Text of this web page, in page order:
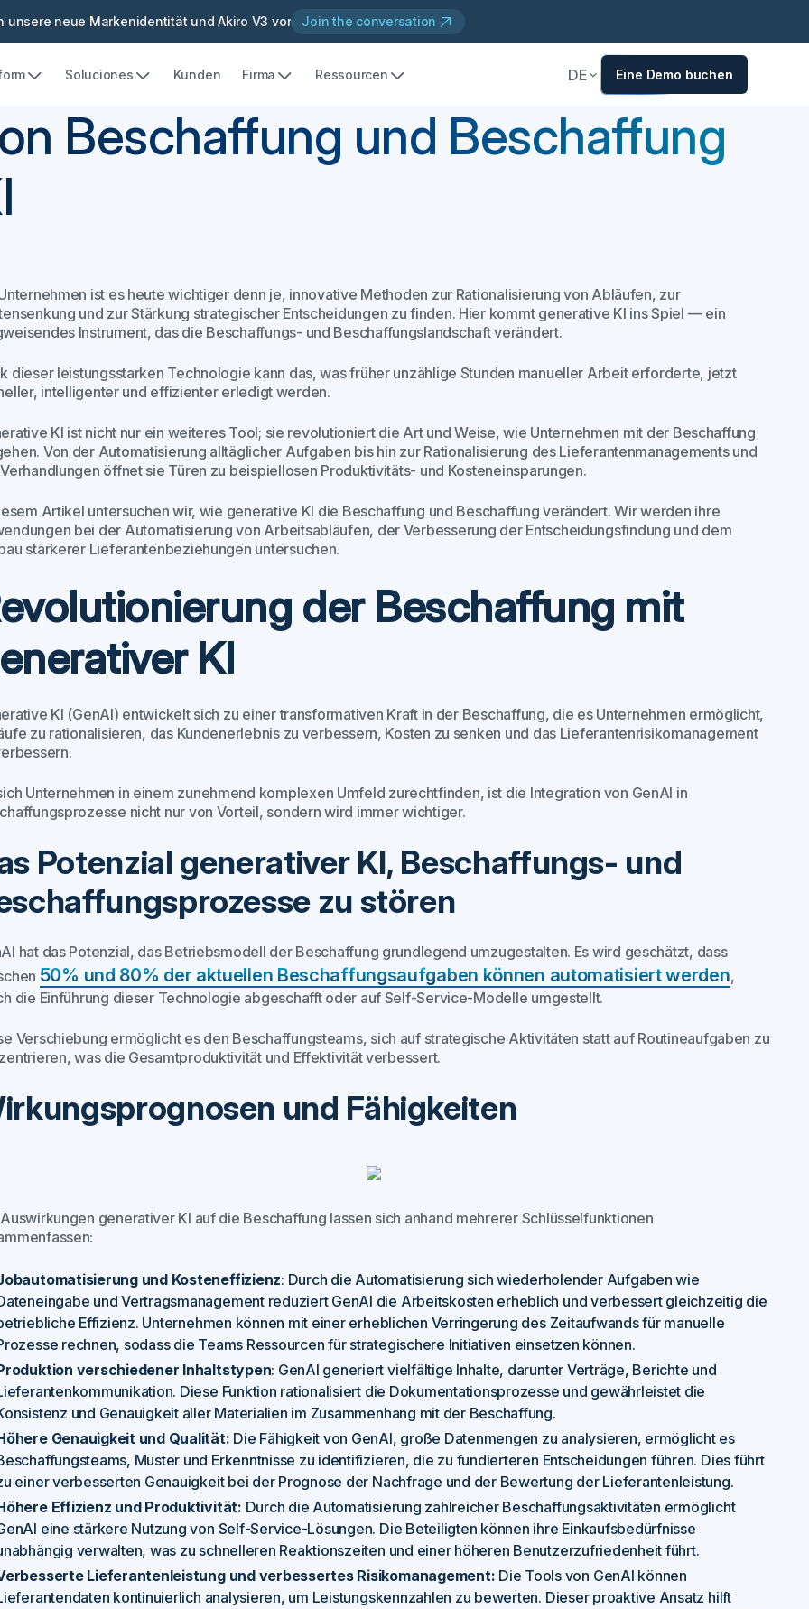
unsere neue Markenidentität und Akiro V3 vor Join the conversation
Soluciones Kunden Firma Ressourcen DE Eine Demo buchen
Beschaffung und Beschaffung
ist es heute wichtiger denn je, innovative Methoden zur Rationalisierung von Abläufen, zur
und zur Stärkung strategischer Entscheidungen zu finden. Hier kommt generative KI ins Spiel — ein
Instrument, das die Beschaffungs- und Beschaffungslandschaft verändert.
dieser leistungsstarken Technologie kann das, was früher unzählige Stunden manueller Arbeit erforderte, jetzt
intelligenter und effizienter erledigt werden.
KI ist nicht nur ein weiteres Tool; sie revolutioniert die Art und Weise, wie Unternehmen mit der Beschaffung
Von der Automatisierung alltäglicher Aufgaben bis hin zur Rationalisierung des Lieferantenmanagements und
öffnet sie Türen zu beispiellosen Produktivitäts- und Kosteneinsparungen.
Artikel untersuchen wir, wie generative KI die Beschaffung und Beschaffung verändert. Wir werden ihre
bei der Automatisierung von Arbeitsabläufen, der Verbesserung der Entscheidungsfindung und dem
stärkerer Lieferantenbeziehungen untersuchen.
der Beschaffung mit
KI
KI (GenAI) entwickelt sich zu einer transformativen Kraft in der Beschaffung, die es Unternehmen ermöglicht,
zu rationalisieren, das Kundenerlebnis zu verbessern, Kosten zu senken und das Lieferantenrisikomanagement
Unternehmen in einem zunehmend komplexen Umfeld zurechtfinden, ist die Integration von GenAI in
nicht nur von Vorteil, sondern wird immer wichtiger.
Potenzial generativer KI, Beschaffungs- und
zu stören
hat das Potenzial, das Betriebsmodell der Beschaffung grundlegend umzugestalten. Es wird geschätzt, dass
50% und 80% der aktuellen Beschaffungsaufgaben können automatisiert werden,
die Einführung dieser Technologie abgeschafft oder auf Self-Service-Modelle umgestellt.
Verschiebung ermöglicht es den Beschaffungsteams, sich auf strategische Aktivitäten statt auf Routineaufgaben zu
was die Gesamtproduktivität und Effektivität verbessert.
und Fähigkeiten
generativer KI auf die Beschaffung lassen sich anhand mehrerer Schlüsselfunktionen
und Kosteneffizienz: Durch die Automatisierung sich wiederholender Aufgaben wie
und Vertragsmanagement reduziert GenAI die Arbeitskosten erheblich und verbessert gleichzeitig die
Effizienz. Unternehmen können mit einer erheblichen Verringerung des Zeitaufwands für manuelle
rechnen, sodass die Teams Ressourcen für strategischere Initiativen einsetzen können.
verschiedener Inhaltstypen: GenAI generiert vielfältige Inhalte, darunter Verträge, Berichte und
Diese Funktion rationalisiert die Dokumentationsprozesse und gewährleistet die
und Genauigkeit aller Materialien im Zusammenhang mit der Beschaffung.
Genauigkeit und Qualität: Die Fähigkeit von GenAI, große Datenmengen zu analysieren, ermöglicht es
Muster und Erkenntnisse zu identifizieren, die zu fundierteren Entscheidungen führen. Dies führt
einer verbesserten Genauigkeit bei der Prognose der Nachfrage und der Bewertung der Lieferantenleistung.
Effizienz und Produktivität: Durch die Automatisierung zahlreicher Beschaffungsaktivitäten ermöglicht
eine stärkere Nutzung von Self-Service-Lösungen. Die Beteiligten können ihre Einkaufsbedürfnisse
verwalten, was zu schnelleren Reaktionszeiten und einer höheren Benutzerzufriedenheit führt.
Lieferantenleistung und verbessertes Risikomanagement: Die Tools von GenAI können
kontinuierlich analysieren, um Leistungskennzahlen zu bewerten. Dieser proaktive Ansatz hilft